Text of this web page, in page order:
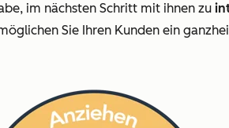
im nächsten Schritt mit ihnen zu
Sie Ihren Kunden ein